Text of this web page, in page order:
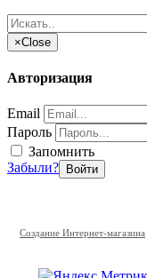
×Close
Авторизация
Email
Пароль
Запомнить
Забыли?
Войти
Создание Интернет-магазина